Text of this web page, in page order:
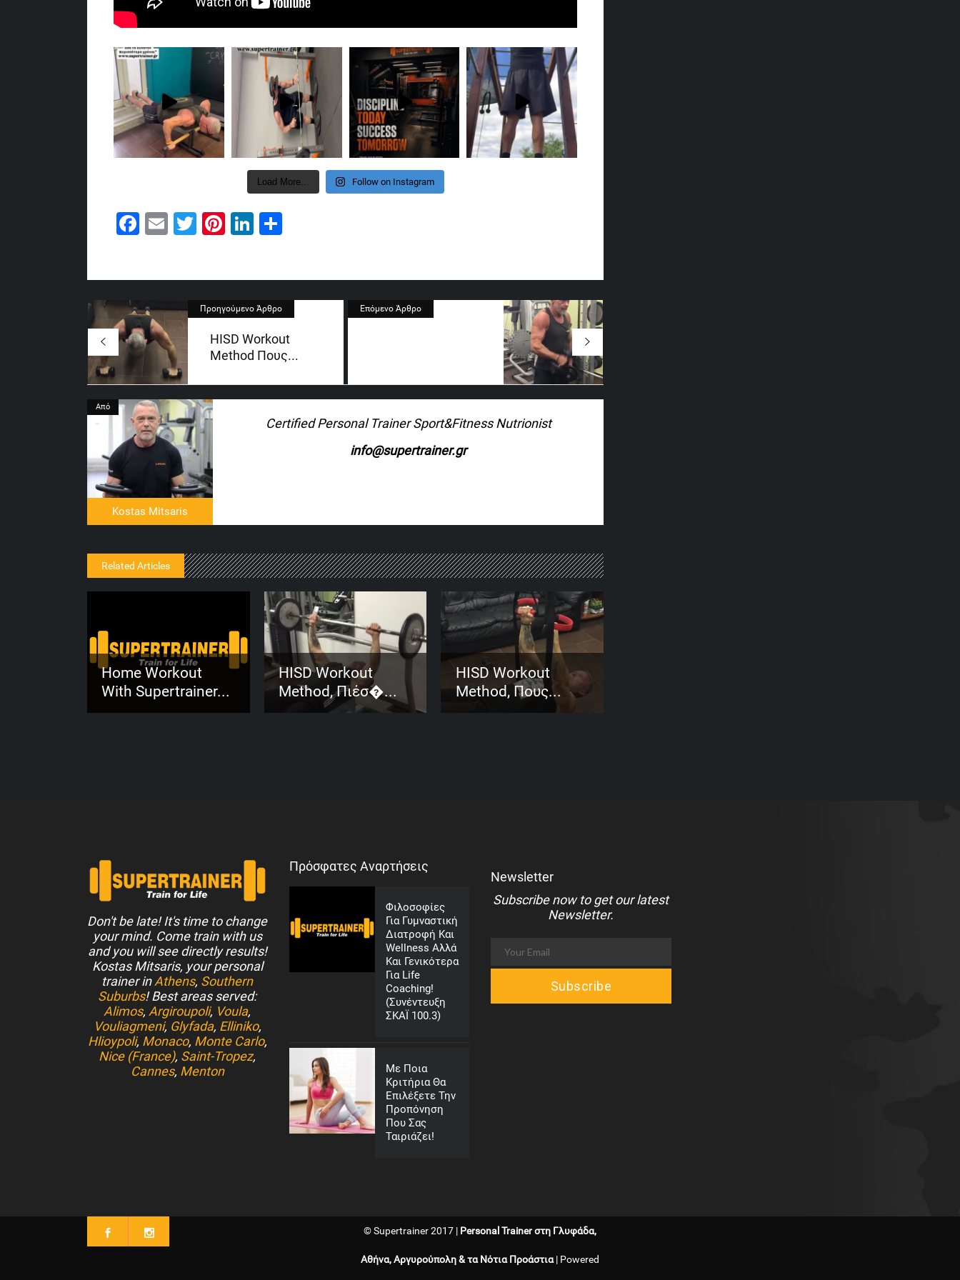
Load More... Follow on Instagram
Facebook
EmailTwitter
Pinterest
LinkedIn
Προηγούμενο Άρθρο
HISD Workout
Method Πους...
Επόμενο Άρθρο
Από
Kostas Mitsaris
Certified Personal Trainer Sport&Fitness Nutrionist
info@supertrainer.gr
Related Articles
Home Workout
With Supertrainer...
HISD Workout
Method, Πιέσ�...
HISD Workout
Method, Πους...
Don't be late! It's time to change
your mind. Come train with us
and you will see directly results!
Kostas Mitsaris, your personal
trainer inAthens, Southern
Suburbs! Best areas served:
Alimos,Argiroupoli, Voula,
Vouliagmeni, Glyfada, Elliniko,
Hlioypoli, Monaco, Monte Carlo,
Nice (France), Saint-Tropez,
Cannes, Menton
Πρόσφατες Αναρτήσεις
Φιλοσοφίες
Για Γυμναστική
Διατροφή Και
Wellness Αλλά
Και Γενικότερα
Για Life
Coaching!
(Συνέντευξη
ΣΚΑΪ 100.3)
Με Ποια
Κριτήρια Θα
Επιλέξετε Την
Προπόνηση
Που Σας
Ταιριάζει!
Newsletter
Subscribe now to get our latest
Newsletter.
© Supertrainer 2017 | Personal Trainer στη Γλυφάδα,
Αθήνα, Αργυρούπολη & τα Νότια Προάστια| Powered